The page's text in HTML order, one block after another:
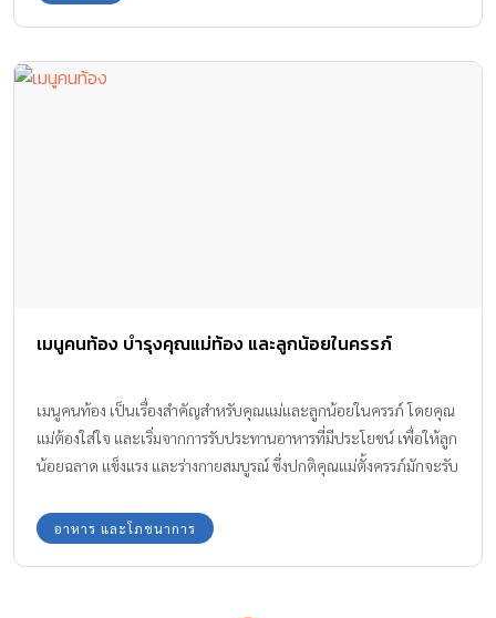
เมนูคนท้อง บำรุงคุณแม่ท้อง และลูกน้อยในครรภ์
เมนูคนท้อง เป็นเรื่องสำคัญสำหรับคุณแม่และลูกน้อยในครรภ์ โดยคุณ
แม่ต้องใส่ใจ และเริ่มจากการรับประทานอาหารที่มีประโยชน์ เพื่อให้ลูก
น้อยฉลาด แข็งแรง และร่างกายสมบูรณ์ ซึ่งปกติคุณแม่ตั้งครรภ์มักจะรับ
อาหาร และโภชนาการ